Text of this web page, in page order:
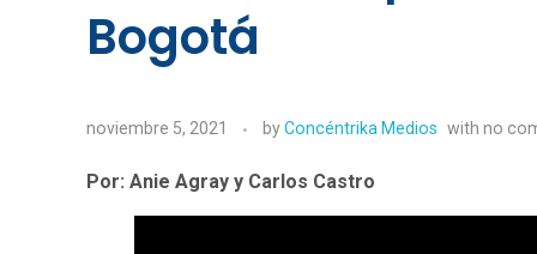
Bogotá
noviembre 5, 2021 byConcéntrika Medios with no
Por: Anie Agray y Carlos Castro